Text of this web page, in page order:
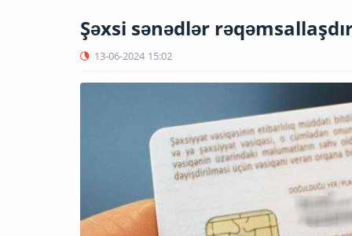
Şəxsi sənədlər
13-06-2024 15:02